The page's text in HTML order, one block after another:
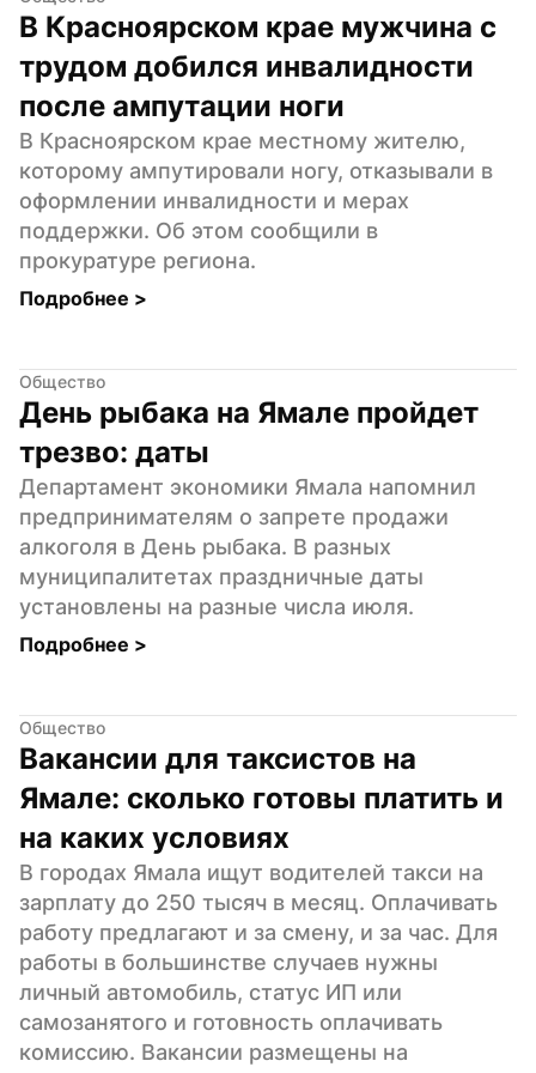
В Красноярском крае мужчина с
трудом добился инвалидности
после ампутации ноги
В Красноярском крае местному жителю,
которому ампутировали ногу, отказывали в
оформлении инвалидности и мерах
поддержки. Об этом сообщили в
прокуратуре региона.
Подробнее >
Общество
День рыбака на Ямале пройдет
трезво: даты
Департамент экономики Ямала напомнил
предпринимателям о запрете продажи
алкоголя в День рыбака. В разных
муниципалитетах праздничные даты
установлены на разные числа июля.
Подробнее >
Общество
Вакансии для таксистов на
Ямале: сколько готовы платить и
на каких условиях
В городах Ямала ищут водителей такси на
зарплату до 250 тысяч в месяц. Оплачивать
работу предлагают и за смену, и за час. Для
работы в большинстве случаев нужны
личный автомобиль, статус ИП или
самозанятого и готовность оплачивать
комиссию. Вакансии размещены на